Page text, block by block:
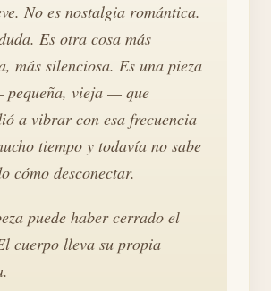
No es nostalgia romántica.
Es otra cosa más
más silenciosa. Es una pieza
vieja — que
a vibrar con esa frecuencia
tiempo y todavía no sabe
cómo desconectar.
puede haber cerrado el
cuerpo lleva su propia